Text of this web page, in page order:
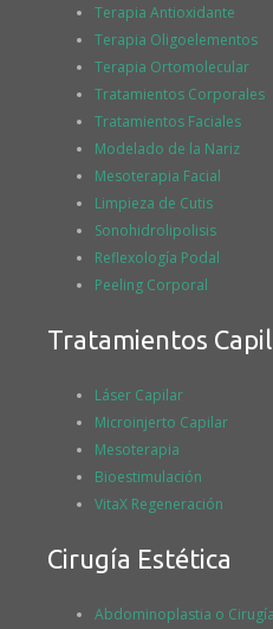
Terapia Antioxidante
Terapia Oligoelementos
Terapia Ortomolecular
Tratamientos Corporales
Tratamientos Faciales
Modelado de la Nariz
Mesoterapia Facial
Limpieza de Cutis
Sonohidrolipolisis
Reflexología Podal
Peeling Corporal
Tratamientos
Láser Capilar
Microinjerto Capilar
Mesoterapia
Bioestimulación
VitaX Regeneración
Cirugía Estética
Abdominoplastia o